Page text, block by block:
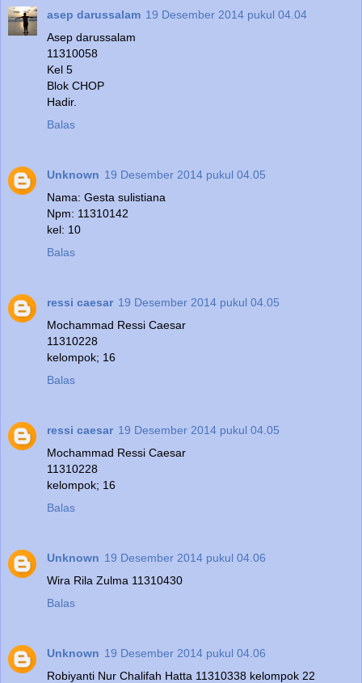
asep darussalam 19 Desember 2014 pukul 04.04
Asep darussalam
11310058
Kel 5
Blok CHOP
Hadir.
Balas
Unknown 19 Desember 2014 pukul 04.05
Nama: Gesta sulistiana
Npm: 11310142
kel: 10
Balas
ressi caesar 19 Desember 2014 pukul 04.05
Mochammad Ressi Caesar
11310228
kelompok; 16
Balas
ressi caesar 19 Desember 2014 pukul 04.05
Mochammad Ressi Caesar
11310228
kelompok; 16
Balas
Unknown 19 Desember 2014 pukul 04.06
Wira Rila Zulma 11310430
Balas
Unknown 19 Desember 2014 pukul 04.06
Robiyanti Nur Chalifah Hatta 11310338 kelompok 22